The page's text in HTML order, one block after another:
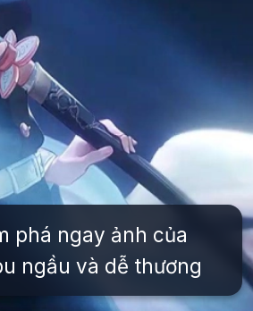
phá ngay ảnh của
ngầu và dễ thương